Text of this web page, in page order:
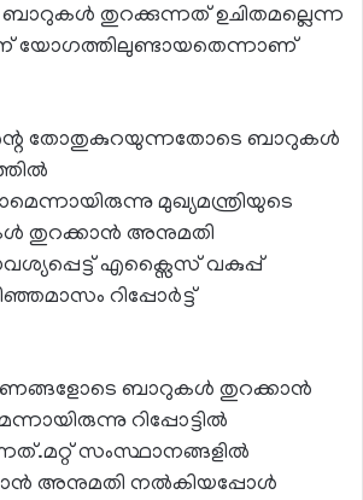
തുറക്കുന്നത് ഉചിതമല്ലെന്ന
യാേഗത്തിലുണ്ടായതെന്നാണ്
തോതുകുറയുന്നതോടെ ബാറുകള്‍
മുഖ്യമന്ത്രിയുടെ
തുറക്കാന്‍ അനുമതി
എക്സൈസ് വകുപ്പ്
റിപ്പോര്‍ട്ട്
ബാറുകള്‍ തുറക്കാന്‍
റിപ്പോട്ടില്‍
സംസ്ഥാനങ്ങളില്‍
അനുമതി നല്‍കിയപ്പോള്‍